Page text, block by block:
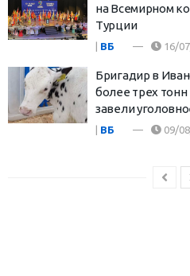
на Всемирном
Турции
| ВБ 16/
Бригадир в
более трех
завели
| ВБ 09/